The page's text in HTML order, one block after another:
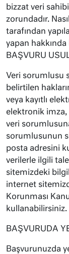
bizzat veri
zorundadır.
tarafından
yapan
BAŞVURU
Veri sorumlusu
belirtilen
veya kayıtlı
elektronik imza,
veri
sorumlusunun
posta adresini
verilerle ilgili
sitemizdeki
internet
Korunması
kullanabilirsiniz.
BAŞVURUDA
Başvurunuzda